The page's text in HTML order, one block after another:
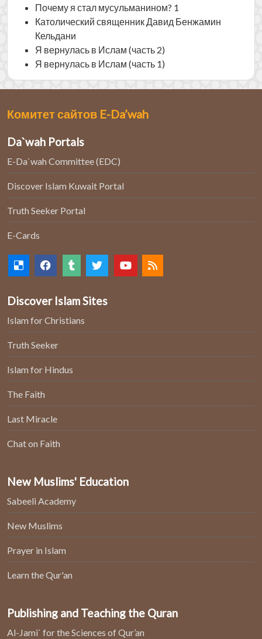
Почему я стал мусульманином? 1
Католический священник Давид Бенжамин
Кельдани
Я вернулась в Ислам (часть 2)
Я вернулась в Ислам (часть 1)
Комитет сайтов E-Da’wah
Da`wah Portals
E-Da`wah Committee (EDC)
Discover Islam Kuwait Portal
Truth Seeker Portal
E-Cards
Discover Islam Sites
Islam for Christians
Truth Seeker
Islam for Hindus
The Faith
Last Miracle
Chat on Faith
New Muslims' Education
Sabeeli Academy
New Muslims
Prayer in Islam
Learn the Qur'an
Publishing and Teaching the Quran
Al-Jami` for the Sciences of Qur’an